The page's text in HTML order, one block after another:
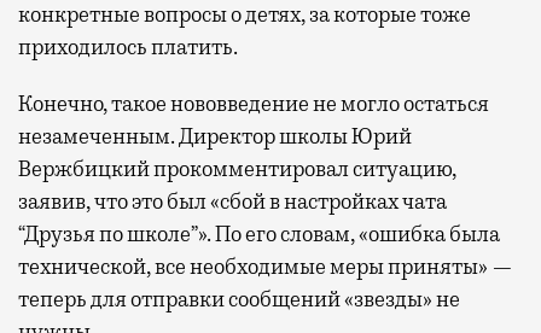
конкретные вопросы о детях, за которые тоже
приходилось платить.
Конечно, такое нововведение не могло остаться
незамеченным. Директор школы Юрий
Вержбицкий прокомментировал ситуацию,
заявив, что это был «сбой в настройках чата
“Друзья по школе”». По его словам, «ошибка была
технической, все необходимые меры приняты» —
теперь для отправки сообщений «звезды» не